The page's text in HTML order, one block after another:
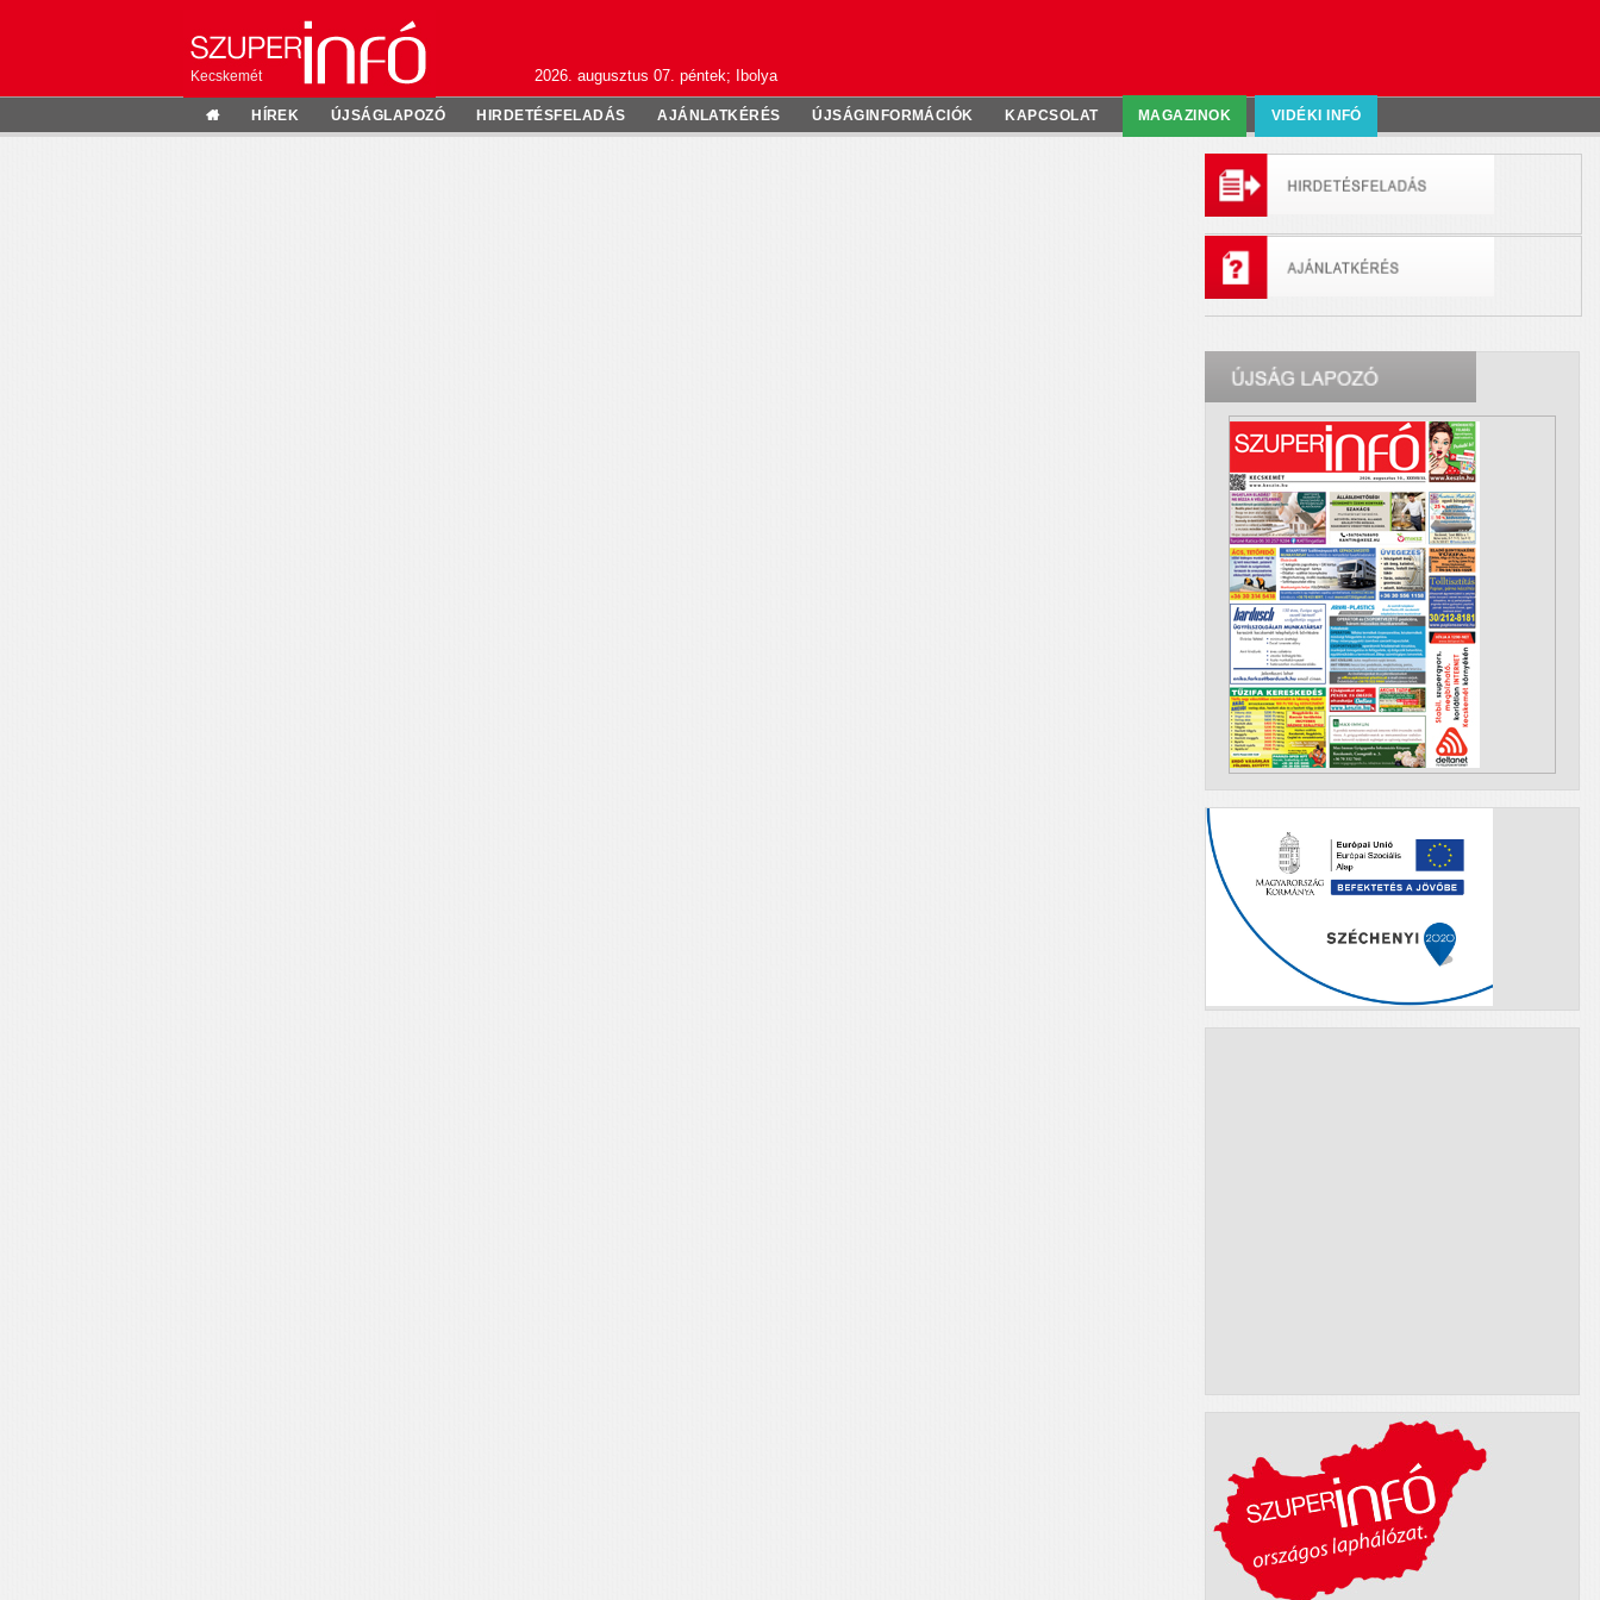
Kecskemét 2026. augusztus 07. péntek; Ibolya
HÍREK ÚJSÁGLAPOZÓ HIRDETÉSFELADÁS AJÁNLATKÉRÉS ÚJSÁGINFORMÁCIÓK KAPCSOLAT MAGAZINOK VIDÉKI INFÓ